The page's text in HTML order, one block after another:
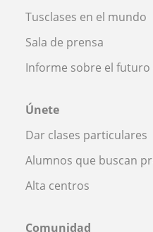
Tusclases en el mundo
Sala de prensa
Informe sobre el futuro
Únete
Dar clases particulares
Alumnos que buscan
Alta centros
Comunidad